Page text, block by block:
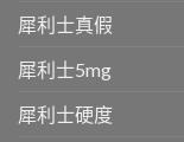
犀利士真假
犀利士5mg
犀利士硬度